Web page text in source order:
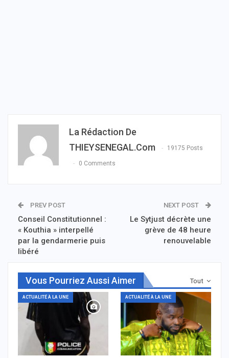
La Rédaction De
THIEYSENEGAL.com
19175 Posts
0 Comments
PREV POST
Conseil Constitutionnel :
« Kouthia » interpellé
par la gendarmerie puis
libéré
NEXT POST
Le Sytjust décrète une
grève de 48 heure
renouvelable
Tout
Vous Pourriez Aussi Aimer
ACTUALITÉ À LA UNE ACTUALITÉ À LA UNE